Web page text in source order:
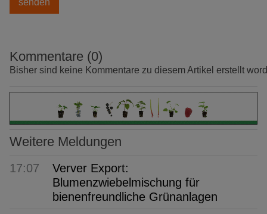
Kommentare (0)
Bisher sind keine Kommentare zu diesem Artikel erstellt
Weitere Meldungen
17:07
Verver Export:
Blumenzwiebelmischung für
bienenfreundliche Grünanlagen